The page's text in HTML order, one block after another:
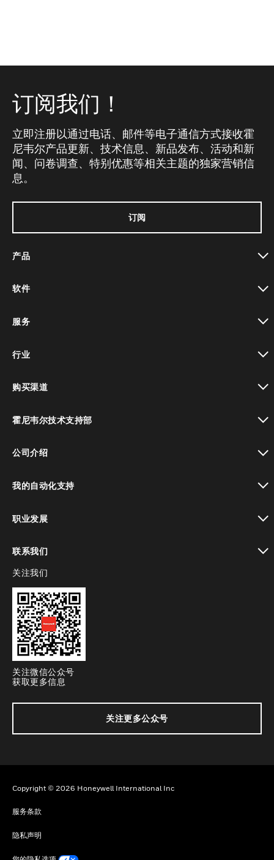
订阅我们！
立即注册以通过电话、邮件等电子通信方式接收霍
尼韦尔产品更新、技术信息、新品发布、活动和新
闻、问卷调查、特别优惠等相关主题的独家营销信
息。
订阅
产品
软件
服务
行业
购买渠道
霍尼韦尔技术支持部
公司介绍
我的自动化支持
职业发展
联系我们
toggle view
关注我们
关注微信公众号
获取更多信息
关注更多公众号
Copyright © 2026 Honeywell International Inc
服务条款
隐私声明